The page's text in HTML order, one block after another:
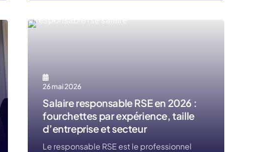
26 mai 2026
Salaire responsable RSE en 2026 :
fourchettes par expérience, taille
d’entreprise et secteur
Le responsable RSE est le professionnel